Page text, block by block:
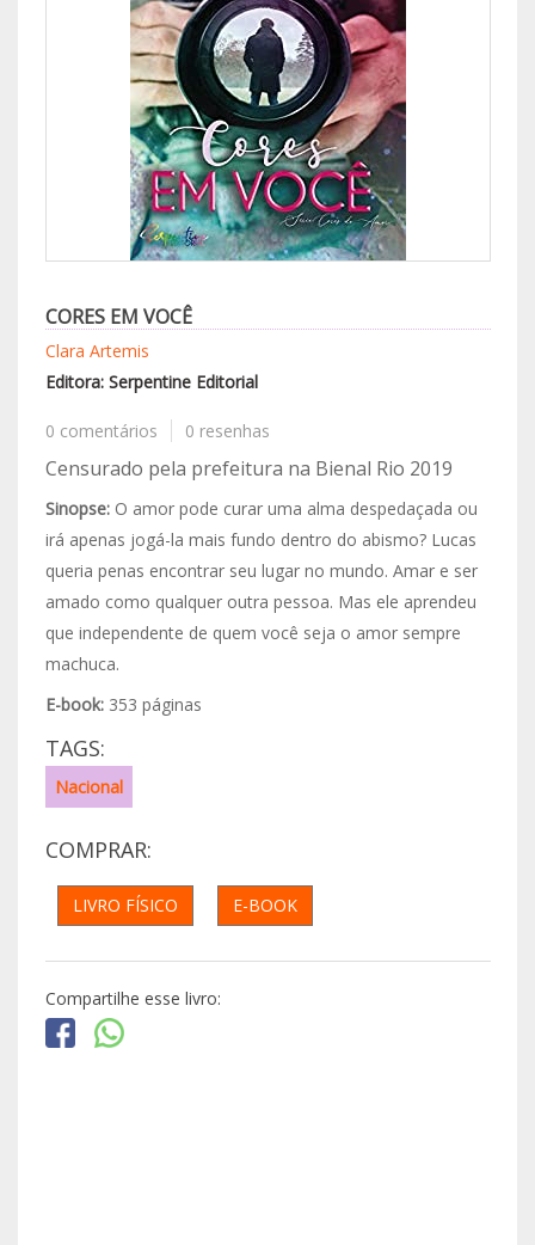
CORES EM VOCÊ
Clara Artemis
Editora: Serpentine Editorial
0 comentários 0 resenhas
Censurado pela prefeitura na Bienal Rio 2019
Sinopse:O amor pode curar uma alma despedaçada ou
irá apenas jogá-la mais fundo dentro do abismo? Lucas
queria penas encontrar seu lugar no mundo. Amar e ser
amado como qualquer outra pessoa. Mas ele aprendeu
que independente de quem você seja o amor sempre
machuca.
E-book:353 páginas
TAGS:
Nacional
COMPRAR:
LIVRO FÍSICO E-BOOK
Compartilhe esse livro: